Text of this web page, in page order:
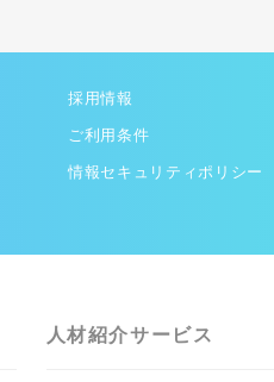
採用情報
ご利用条件
情報セキュリティポリシー
人材紹介サービス